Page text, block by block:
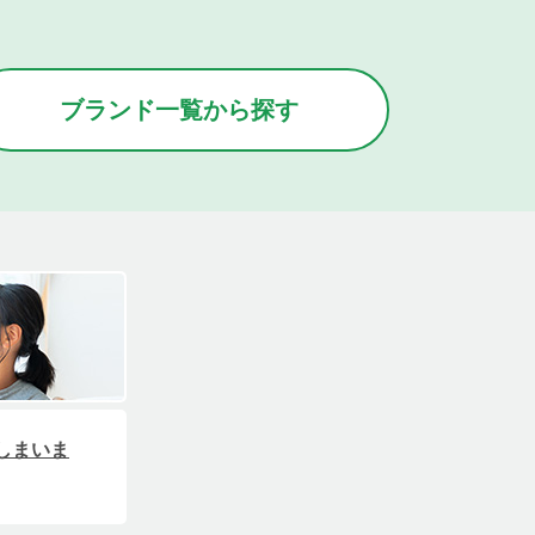
ブランド一覧から探す
まいま